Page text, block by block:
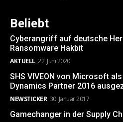
Beliebt
Cyberangriff auf deutsche
Ransomware Hakbit
AKTUELL 22. Juni 2020
SHS VIVEON von Microsoft
Dynamics Partner 2016
NEWSTICKER 30. Januar 2017
Gamechanger in der Supply